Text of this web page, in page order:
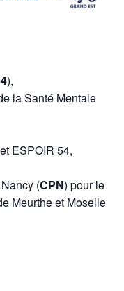
),
la Santé Mentale
ESPOIR 54,
(CPN) pour le
Meurthe et Moselle